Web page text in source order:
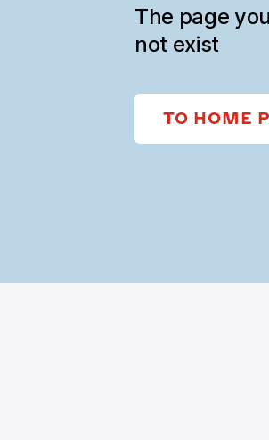
The page
not exist
TO HOME